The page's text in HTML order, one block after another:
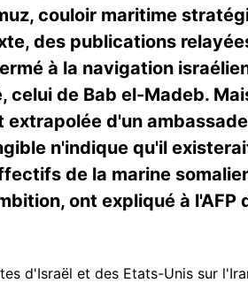
couloir maritime
des publications
à la navigation
de Bab el-Madeb.
d'un
n'indique qu'il
de la marine
ont expliqué à l'AFP
d'Israël et des Etats-Unis sur